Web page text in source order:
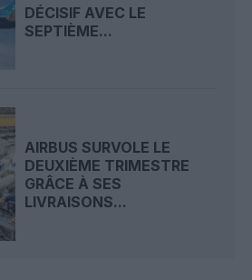
DÉCISIF AVEC LE
SEPTIÈME...
AIRBUS SURVOLE LE
DEUXIÈME TRIMESTRE
GRÂCE À SES
LIVRAISONS...